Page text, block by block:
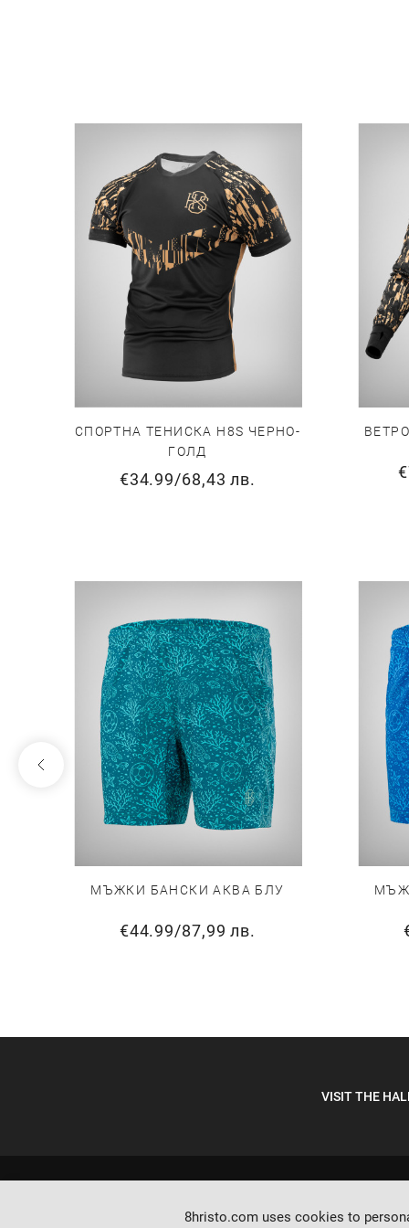
СПОРТНА ТЕНИСКА H8S ЧЕРНО-
ГОЛД
€34.99/68,43 лв.
МЪЖКИ БАНСКИ АКВА БЛУ
€44.99/87,99 лв.
VISIT THE
8hristo.com uses cookies to